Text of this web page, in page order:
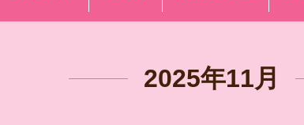
2025年11月